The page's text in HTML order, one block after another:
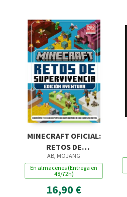
MINECRAFT OFICIAL:
RETOS DE
SUPERVIVENCIA
AB, MOJANG
En almacenes (Entrega en
48/72h)
16,90 €